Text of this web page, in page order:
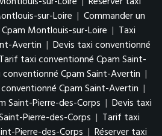
sur-Loire | Commander un
Montlouis-sur-Loire | Taxi
Avertin | Devis taxi conventionné
Tarif taxi conventionné Cpam Saint-
conventionné Cpam Saint-Avertin |
Cpam Saint-Avertin |
Saint-Pierre-des-Corps | Devis taxi
Pierre-des-Corps | Tarif taxi
Pierre-des-Corps | Réserver taxi